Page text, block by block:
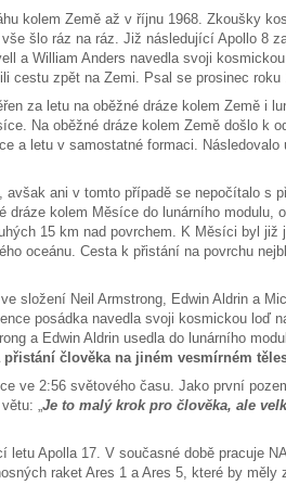
kolem Země až v říjnu 1968. Zkoušky
šlo ráz na ráz. Již následující Apollo 8
a William Anders navedla svoji
cestu zpět na Zemi. Psal se prosinec roku
za letu na oběžné dráze kolem Země i
Na oběžné dráze kolem Země došlo k
a letu v samostatné formaci. Následovalo
ani v tomto případě se nepočítalo s
dráze kolem Měsíce do lunárního modulu,
15 km nad povrchem. K Měsíci byl již
oceánu. Cesta k přistání na povrchu
složení Neil Armstrong, Edwin Aldrin a
posádka navedla svoji kosmickou loď
a Edwin Aldrin usedla do lunárního
člověka na jiném vesmírném
ve 2:56 světového času. Jako první
„Je to malý krok pro člověka, ale
letu Apolla 17. V současné době pracuje
raket Ares 1 a Ares 5, které by měly